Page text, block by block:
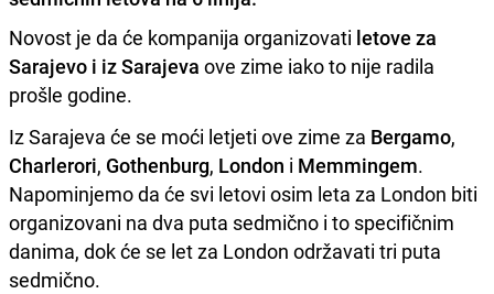
Novost je da će kompanija organizovati letove za
Sarajevo i iz Sarajeva ove zime iako to nije radila
prošle godine.
Iz Sarajeva će se moći letjeti ove zime za Bergamo,
Charlerori, Gothenburg, London i Memmingem.
Napominjemo da će svi letovi osim leta za London biti
organizovani na dva puta sedmično i to specifičnim
danima, dok će se let za London održavati tri puta
sedmično.